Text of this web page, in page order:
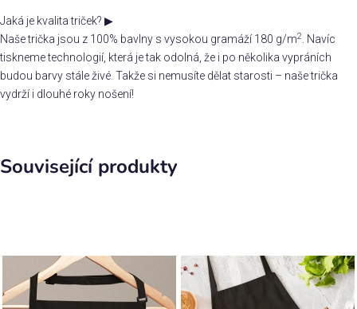
Jaká je kvalita triček? ▶
Naše trička jsou z 100% bavlny s vysokou gramáží 180 g/m2
. Navíc
tiskneme technologií, která je tak odolná, že i po několika vypráních
budou barvy stále živé. Takže si nemusíte dělat starosti – naše trička
vydrží i dlouhé roky nošení!
Související produkty